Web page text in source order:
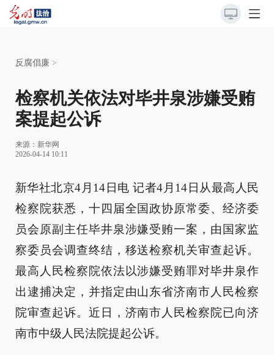
反腐倡廉 >
检察机关依法对毕井泉涉嫌受贿
案提起公诉
来源： 新华网
2026-04-14 10:11
新华社北京4月14日电 记者4月14日从最高人民
检察院获悉，十四届全国政协原常委、经济委
员会原副主任毕井泉涉嫌受贿一案，由国家监
察委员会调查终结，移送检察机关审查起诉。
最高人民检察院依法以涉嫌受贿罪对毕井泉作
出逮捕决定，并指定由山东省济南市人民检察
院审查起诉。近日，济南市人民检察院已向济
南市中级人民法院提起公诉。